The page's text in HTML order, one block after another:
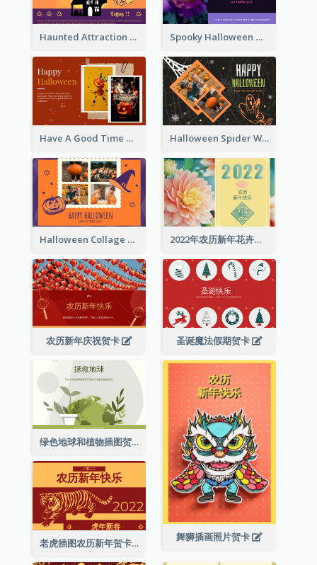
Haunted Attraction Themed Halloween Card Spooky Halloween Greeting Card
Have A Good Time This Halloween Greeting Card Halloween Spider Web Greeting Card
Halloween Collage Greeting Card 2022年农历新年花卉照片贺卡
农历新年庆祝贺卡 圣诞魔法假期贺卡
绿色地球和植物插图贺卡
舞狮插画照片贺卡
老虎插图农历新年贺卡